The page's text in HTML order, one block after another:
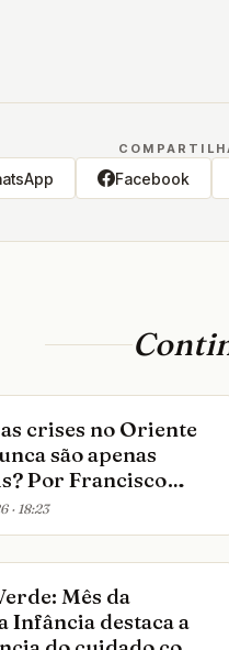
Facebook
crises no Oriente
são apenas
professor de
e
· 18:23
Mês da
Infância destaca a